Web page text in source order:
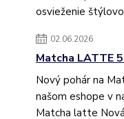
osvieženie
02.06.2026
Matcha LATTE
Nový pohár na
našom eshope v
Matcha latte